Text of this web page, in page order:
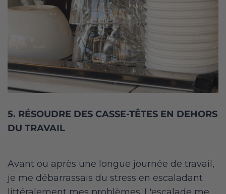
5. RÉSOUDRE DES CASSE-TÊTES EN DEHORS
DU TRAVAIL
Avant ou après une longue journée de travail,
je me débarrassais du stress en escaladant